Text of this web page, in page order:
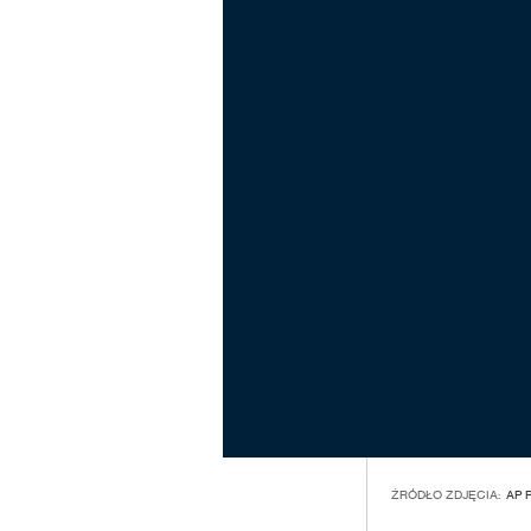
ŹRÓDŁO ZDJĘCIA: AP